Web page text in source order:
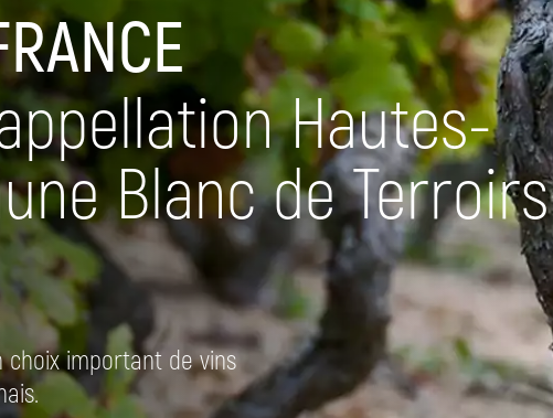
Hautes-
Blanc de Terroirs
choix important de vins